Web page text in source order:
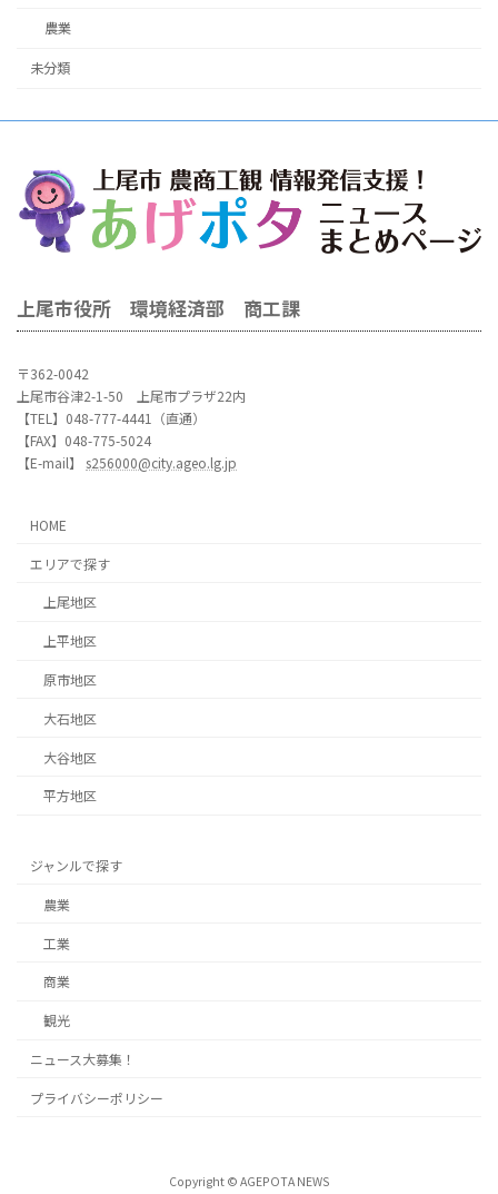
農業
未分類
上尾市役所 環境経済部 商工課
〒362-0042
上尾市谷津2-1-50 上尾市プラザ22内
【TEL】048-777-4441（直通）
【FAX】048-775-5024
【E-mail】 s256000@city.ageo.lg.jp
HOME
エリアで探す
上尾地区
上平地区
原市地区
大石地区
大谷地区
平方地区
ジャンルで探す
農業
工業
商業
観光
ニュース大募集！
プライバシーポリシー
Copyright © AGEPOTA NEWS